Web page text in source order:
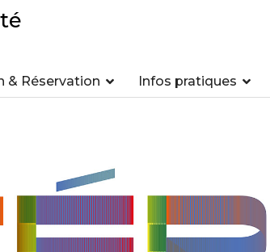
& Réservation Infos pratiques